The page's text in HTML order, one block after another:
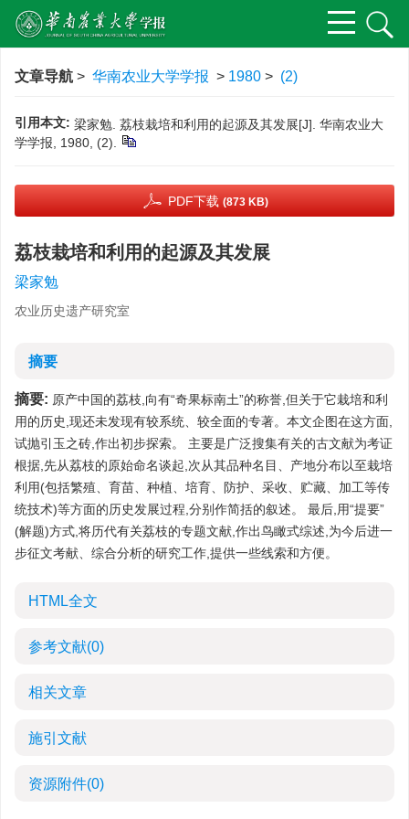
文章导航 > 华南农业大学学报 > 1980 > (2)
引用本文: 梁家勉. 荔枝栽培和利用的起源及其发展[J]. 华南农业大
学学报, 1980, (2).
PDF下载 (873 KB)
荔枝栽培和利用的起源及其发展
梁家勉
农业历史遗产研究室
摘要
摘要: 原产中国的荔枝,向有“奇果标南土”的称誉,但关于它栽培和利
用的历史,现还未发现有较系统、较全面的专著。本文企图在这方面,
试抛引玉之砖,作出初步探索。 主要是广泛搜集有关的古文献为考证
根据,先从荔枝的原始命名谈起,次从其品种名目、产地分布以至栽培
利用(包括繁殖、育苗、种植、培育、防护、采收、贮藏、加工等传
统技术)等方面的历史发展过程,分别作简括的叙述。 最后,用“提要”
(解题)方式,将历代有关荔枝的专题文献,作出鸟瞰式综述,为今后进一
步征文考献、综合分析的研究工作,提供一些线索和方便。
HTML全文
参考文献(0)
相关文章
施引文献
资源附件(0)